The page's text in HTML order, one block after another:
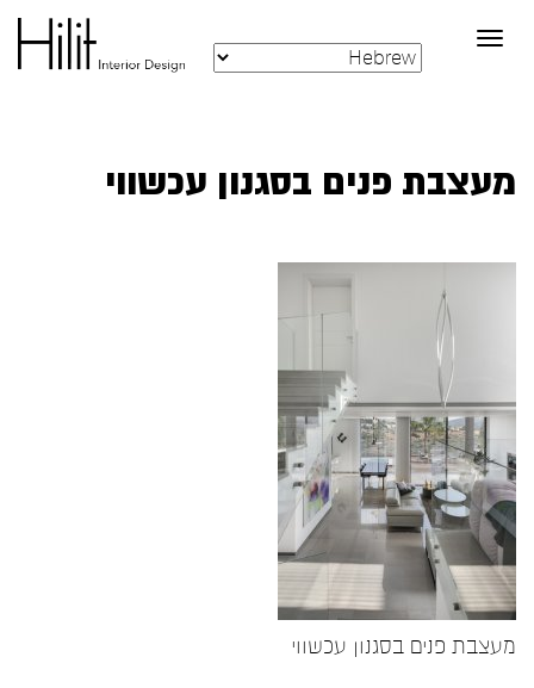
Toggle
navigation
מעצבת פנים בסגנון עכשווי
מעצבת פנים בסגנון עכשווי